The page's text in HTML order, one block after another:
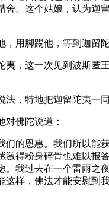
。这个姑娘，认为迦
脚踢他，等到迦留
这一次见到波斯匿
特地把迦留陀夷一
佛陀说道：
恩惠。我们所以能
得粉身碎骨也难以报
我过去在一个雷雨之
样，佛法才能安慰到